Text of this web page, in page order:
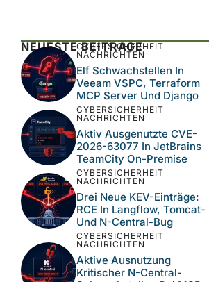
Diese Website verwendet
zu reduzieren.Erfahre, wie deine
Kommentardaten verarbeitet
NEUESTE BEITRÄGE
CYBERSICHERHEIT
NACHRICHTEN
Elf Schwachstellen In
Veeam VSPC, Terraform
MCP Server Und Django
CYBERSICHERHEIT
NACHRICHTEN
Aktiv Ausgenutzte CVE-
2026-63077 In JetBrains
TeamCity On-Premise
CYBERSICHERHEIT
NACHRICHTEN